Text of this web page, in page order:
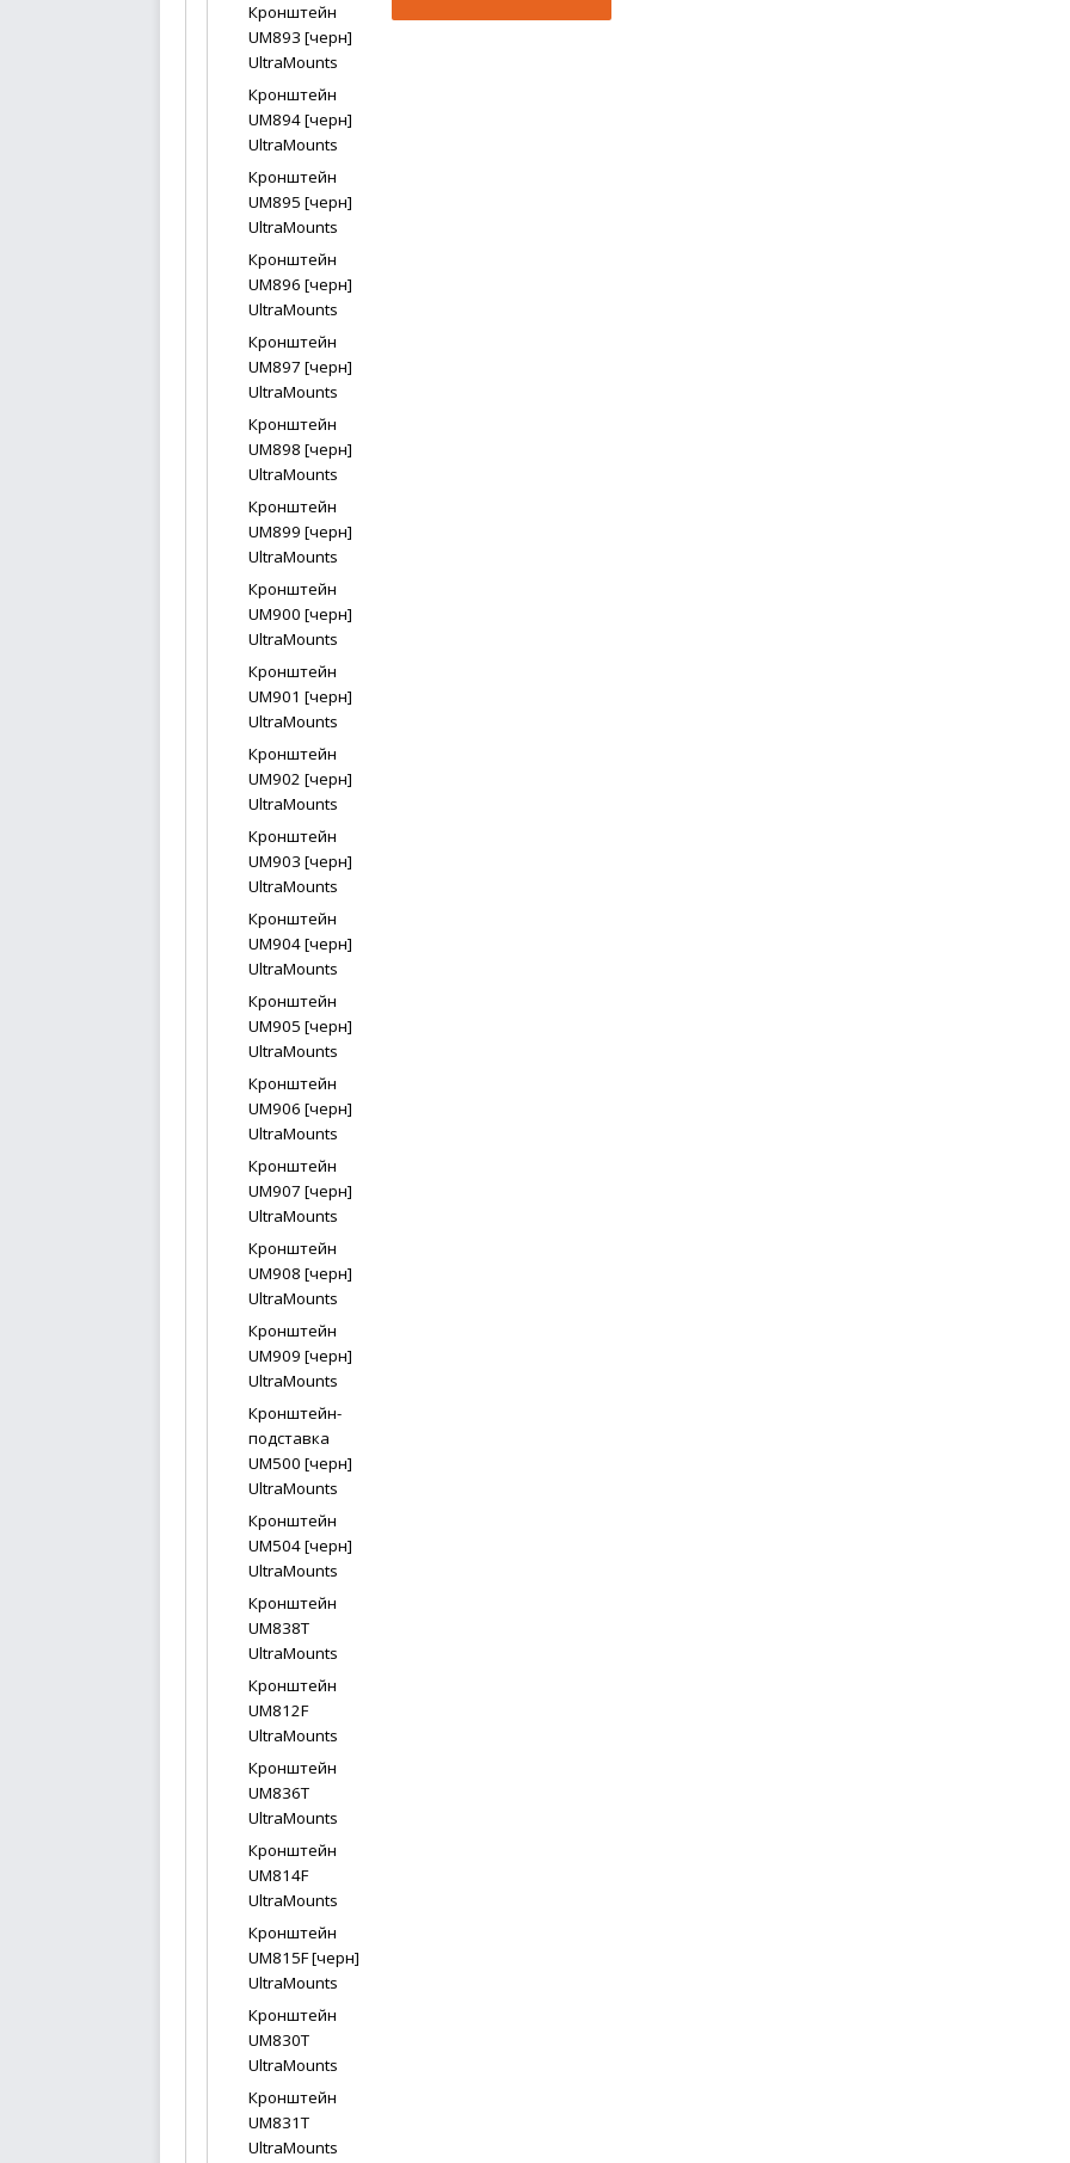
Кронштейн
UM893 [черн]
UltraMounts
Кронштейн
UM894 [черн]
UltraMounts
Кронштейн
UM895 [черн]
UltraMounts
Кронштейн
UM896 [черн]
UltraMounts
Кронштейн
UM897 [черн]
UltraMounts
Кронштейн
UM898 [черн]
UltraMounts
Кронштейн
UM899 [черн]
UltraMounts
Кронштейн
UM900 [черн]
UltraMounts
Кронштейн
UM901 [черн]
UltraMounts
Кронштейн
UM902 [черн]
UltraMounts
Кронштейн
UM903 [черн]
UltraMounts
Кронштейн
UM904 [черн]
UltraMounts
Кронштейн
UM905 [черн]
UltraMounts
Кронштейн
UM906 [черн]
UltraMounts
Кронштейн
UM907 [черн]
UltraMounts
Кронштейн
UM908 [черн]
UltraMounts
Кронштейн
UM909 [черн]
UltraMounts
Кронштейн-
подставка
UM500 [черн]
UltraMounts
Кронштейн
UM504 [черн]
UltraMounts
Кронштейн
UM838T
UltraMounts
Кронштейн
UM812F
UltraMounts
Кронштейн
UM836T
UltraMounts
Кронштейн
UM814F
UltraMounts
Кронштейн
UM815F [черн]
UltraMounts
Кронштейн
UM830T
UltraMounts
Кронштейн
UM831T
UltraMounts